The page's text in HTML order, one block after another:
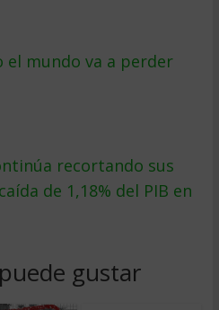
el mundo va a perder
recortando sus
de 1,18% del PIB en
gustar